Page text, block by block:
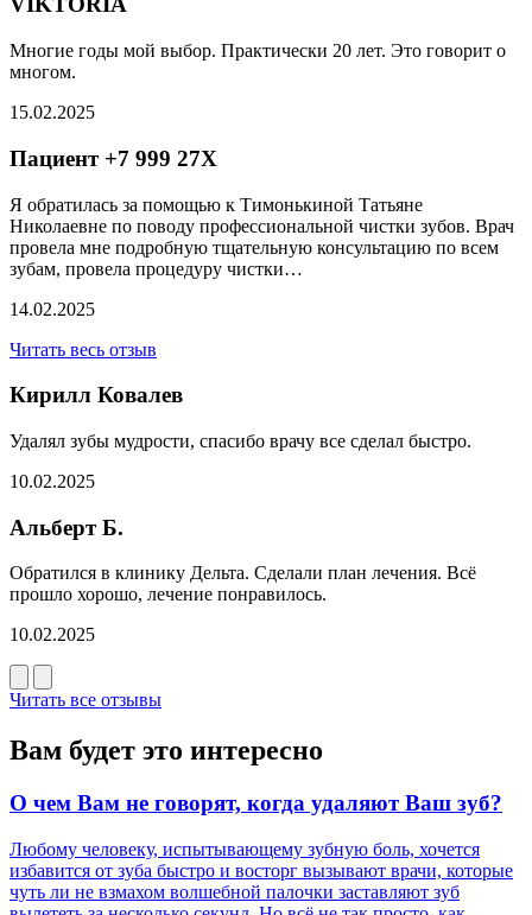
Многие годы мой выбор. Практически 20 лет. Это говорит о
многом.
15.02.2025
Пациент +7 999 27X
Я обратилась за помощью к Тимонькиной Татьяне
Николаевне по поводу профессиональной чистки зубов​. Врач
провела мне подробную тщательную консультацию по всем
зубам, провела процедуру чистки…
14.02.2025
Читать весь отзыв
Кирилл Ковалев
Удалял зубы мудрости, спасибо врачу все сделал быстро.
10.02.2025
Альберт Б.
Обратился в клинику Дельта. Сделали план лечения. Всё
прошло хорошо, лечение понравилось.
10.02.2025
Читать все отзывы
Вам будет это интересно
О чем Вам не говорят, когда удаляют Ваш зуб?
Любому человеку, испытывающему зубную боль, хочется
избавится от зуба быстро и восторг вызывают врачи, которые
чуть ли не взмахом волшебной палочки заставляют зуб